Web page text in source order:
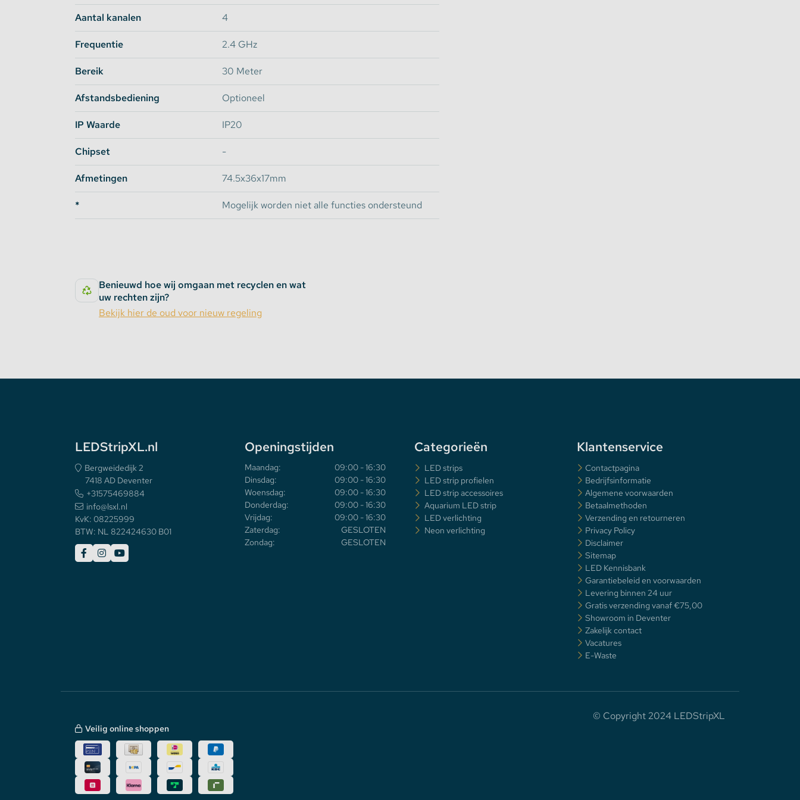
Geschikt voor WiFi Module:
-WL-Box1
Download de gebruiksaanwijzing van deze LEDStrip Controller.
Aantal kanalen 4
Frequentie 2.4 GHz
Bereik 30 Meter
Afstandsbediening Optioneel
IP Waarde IP20
Chipset -
Afmetingen 74.5x36x17mm
* Mogelijk worden niet alle functies ondersteund
Benieuwd hoe wij omgaan met recyclen en wat
uw rechten zijn?
Bekijk hier de oud voor nieuw regeling
LEDStripXL.nl
Bergweidedijk 2
7418 AD Deventer
+31575469884
info@lsxl.nl
KvK: 08225999
BTW: NL 822424630 B01
Openingstijden
Maandag:
09:00 - 16:30
Dinsdag:
09:00 - 16:30
Woensdag:
09:00 - 16:30
Donderdag:
09:00 - 16:30
Vrijdag:
09:00 - 16:30
Zaterdag:
GESLOTEN
Zondag:
GESLOTEN
Categorieën
LED strips
LED strip profielen
LED strip accessoires
Aquarium LED strip
LED verlichting
Neon verlichting
Klantenservice
Contactpagina
Bedrijfsinformatie
Algemene voorwaarden
Betaalmethoden
Verzending en retourneren
Privacy Policy
Disclaimer
Sitemap
LED Kennisbank
Garantiebeleid en voorwaarden
Levering binnen 24 uur
Gratis verzending vanaf €75,00
Showroom in Deventer
Zakelijk contact
Vacatures
E-Waste
© Copyright 2024 LEDStripXL
Veilig online shoppen